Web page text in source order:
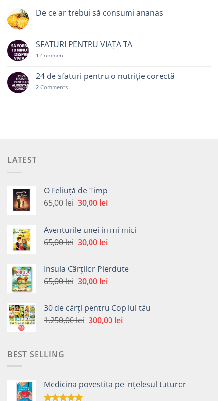
De ce ar trebui să consumi ananas
SFATURI PENTRU VIAȚA TA
1 Comment
24 de sfaturi pentru o nutriție corectă
2 Comments
LATEST
O Feliuță de Timp
65,00lei Prețul
fost:
65,00 lei.
30,00 leiPrețul
30,00 lei.
Aventurile unei inimi mici
65,00lei Prețul
fost:
65,00 lei.
30,00 leiPrețul
30,00 lei.
Insula Cărților Pierdute
65,00lei Prețul
fost:
65,00 lei.
30,00 leiPrețul
30,00 lei.
30 de cărți pentru Copilul tău
1.250,00lei Prețul
300,00 leiPrețul
BEST SELLING
Medicina povestită pe înțelesul tuturor